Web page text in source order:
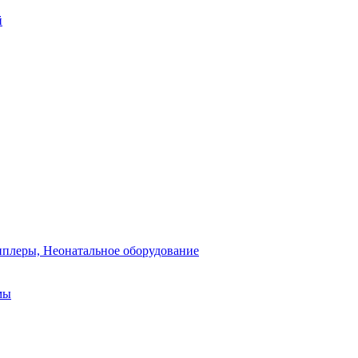
Неонатальное оборудование